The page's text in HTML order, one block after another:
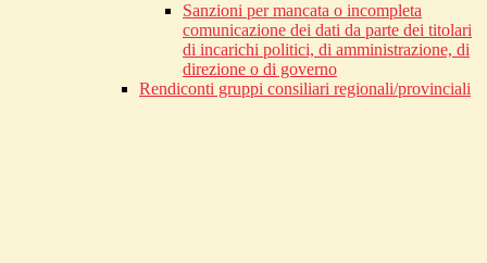
Sanzioni per mancata o incompleta
comunicazione dei dati da parte dei titolari
di incarichi politici, di amministrazione, di
direzione o di governo
Rendiconti gruppi consiliari regionali/provinciali